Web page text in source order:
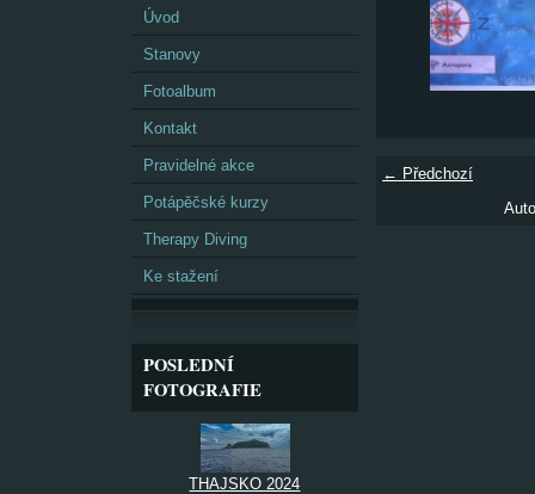
Úvod
Stanovy
Fotoalbum
Kontakt
Pravidelné akce
Potápěčské kurzy
Therapy Diving
Ke stažení
POSLEDNÍ
FOTOGRAFIE
THAJSKO 2024
← Předchozí